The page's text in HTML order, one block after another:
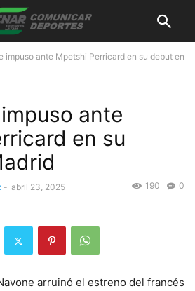
impuso ante Mpetshi Perricard en su debut en
ante
en su
- abril 23, 2025 0
190
arruinó el estreno del francés